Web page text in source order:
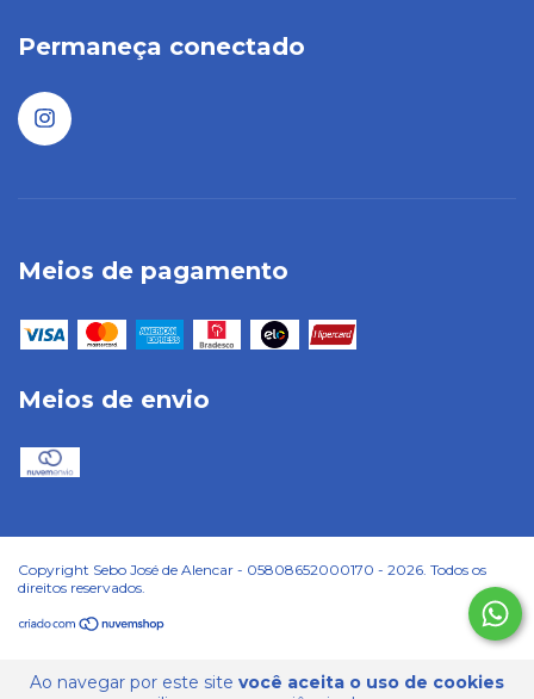
Ao navegar por este site você aceita o uso de cookies
Permaneça conectado
Meios de pagamento
Meios de envio
Copyright Sebo José de Alencar - 05808652000170 - 2026. Todos os
direitos reservados.